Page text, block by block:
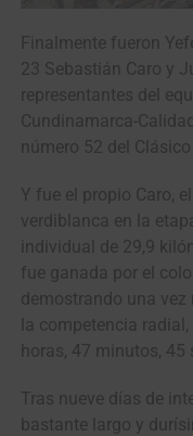
Finalmente fueron
23 Sebastián Caro y
representantes del
Cundinamarca-
número 52 del Clásico
Y fue el propio Caro,
verdiblanca en la
individual de 29,9
fue ganada por el
demostrando una
la competencia
horas, 47 minutos, 45
Tras nueve días de
bastante largo y